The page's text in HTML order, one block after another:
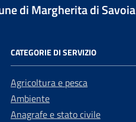
di Margherita di Savoia
CATEGORIE DI SERVIZIO
Agricoltura e pesca
Ambiente
Anagrafe e stato civile